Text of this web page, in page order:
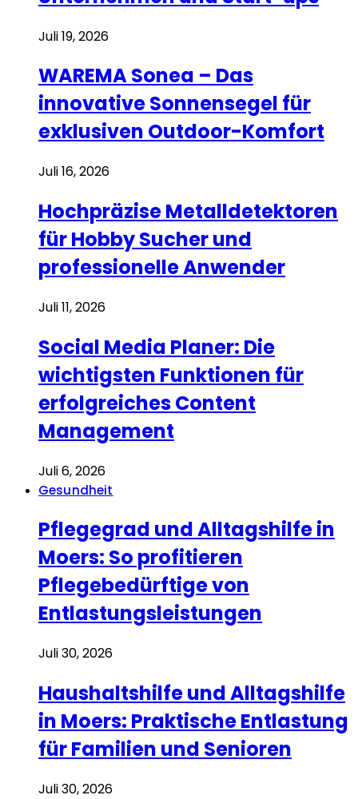
Juli 19, 2026
WAREMA Sonea – Das
innovative Sonnensegel für
exklusiven Outdoor-Komfort
Juli 16, 2026
Hochpräzise Metalldetektoren
für Hobby Sucher und
professionelle Anwender
Juli 11, 2026
Social Media Planer: Die
wichtigsten Funktionen für
erfolgreiches Content
Management
Juli 6, 2026
Gesundheit
Pflegegrad und Alltagshilfe in
Moers: So profitieren
Pflegebedürftige von
Entlastungsleistungen
Juli 30, 2026
Haushaltshilfe und Alltagshilfe
in Moers: Praktische Entlastung
für Familien und Senioren
Juli 30, 2026